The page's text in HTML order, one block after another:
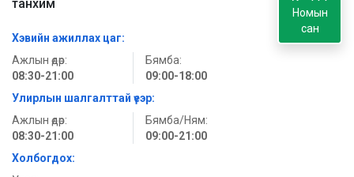
танхим
Хэвийн ажиллах цаг:
Ажлын өдөр:
08:30-21:00
Бямба:
09:00-18:00
Улирлын шалгалттай үеэр:
Ажлын өдөр:
08:30-21:00
Бямба/Ням:
09:00-21:00
Холбогдох:
Номын
сан